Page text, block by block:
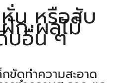
น หรือสับ
ก ผลไม้
บอื่น ๆ
ขัดทำความสะอาด